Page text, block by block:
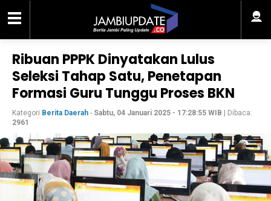
Ribuan PPPK Dinyatakan Lulus
Seleksi Tahap Satu, Penetapan
Formasi Guru Tunggu Proses BKN
Kategori Berita Daerah - Sabtu, 04 Januari 2025 - 17:28:55 WIB | Dibaca:
2961